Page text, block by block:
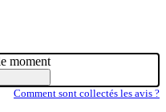
moment
Comment sont collectés les avis ?